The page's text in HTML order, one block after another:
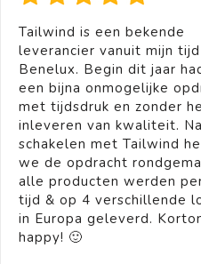
Tailwind is een bekende
leverancier vanuit mijn tijd
Benelux. Begin dit jaar
een bijna onmogelijke
met tijdsdruk en zonder
inleveren van kwaliteit.
schakelen met Tailwind
we de opdracht
alle producten werden
tijd & op 4 verschillende
in Europa geleverd.
happy! 🙂